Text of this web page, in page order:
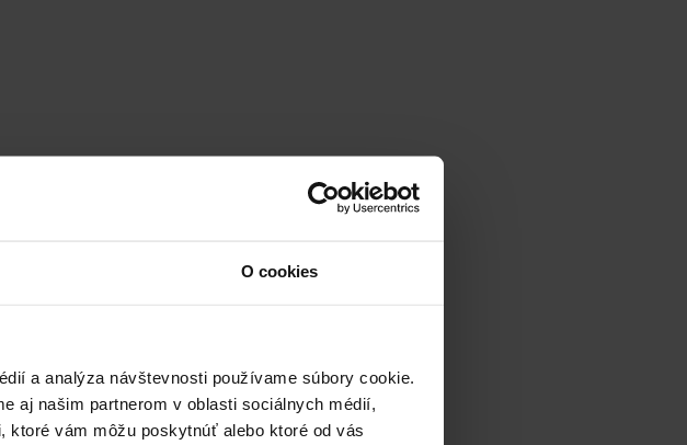
O cookies
a analýza návštevnosti používame súbory cookie.
aj našim partnerom v oblasti sociálnych médií,
vám môžu poskytnúť alebo ktoré od vás